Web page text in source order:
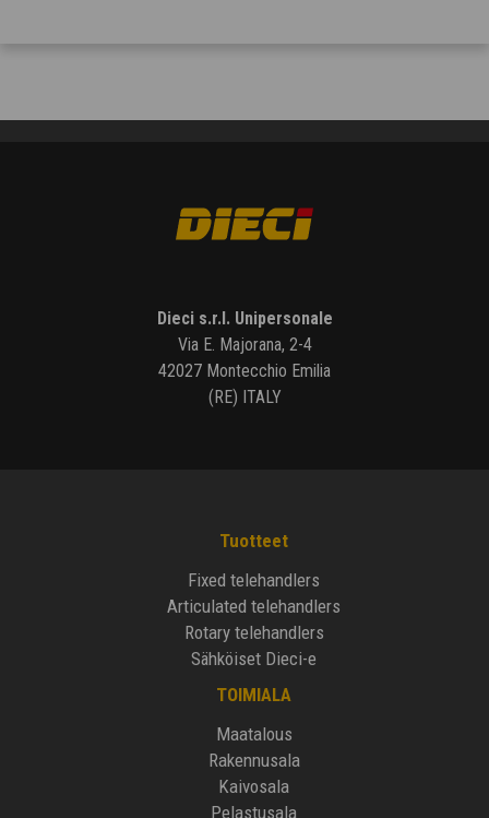
Dieci s.r.l. Unipersonale
Via E. Majorana, 2-4
42027 Montecchio Emilia
(RE) ITALY
Tuotteet
Fixed telehandlers
Articulated telehandlers
Rotary telehandlers
Sähköiset Dieci-e
TOIMIALA
Maatalous
Rakennusala
Kaivosala
Pelastusala